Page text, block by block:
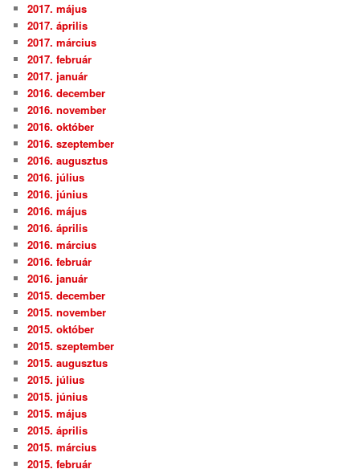
2017. május
2017. április
2017. március
2017. február
2017. január
2016. december
2016. november
2016. október
2016. szeptember
2016. augusztus
2016. július
2016. június
2016. május
2016. április
2016. március
2016. február
2016. január
2015. december
2015. november
2015. október
2015. szeptember
2015. augusztus
2015. július
2015. június
2015. május
2015. április
2015. március
2015. február